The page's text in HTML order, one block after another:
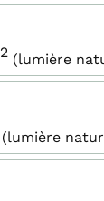
2 (lumière
(lumière